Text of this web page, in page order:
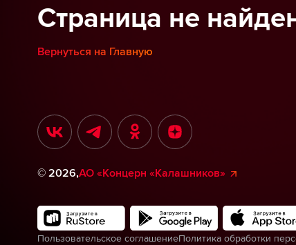
Страница не
Вернуться на Главную
© 2026,АО «Концерн «Калашников»
Пользовательское соглашениеПолитика обработки